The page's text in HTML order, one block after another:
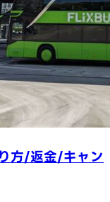
方/返金/キャン